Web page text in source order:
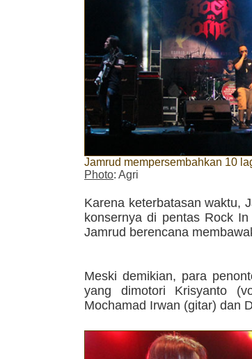
Jamrud mempersembahkan 10
Photo: Agri
Karena keterbatasan waktu,
konsernya di pentas Rock
Jamrud berencana
Meski demikian, para
yang dimotori Krisyanto
Mochamad Irwan (gitar) dan